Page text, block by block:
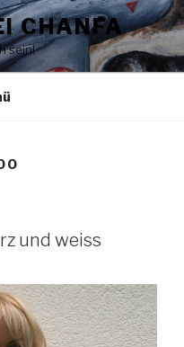
CHANFA
sein!
und weiss